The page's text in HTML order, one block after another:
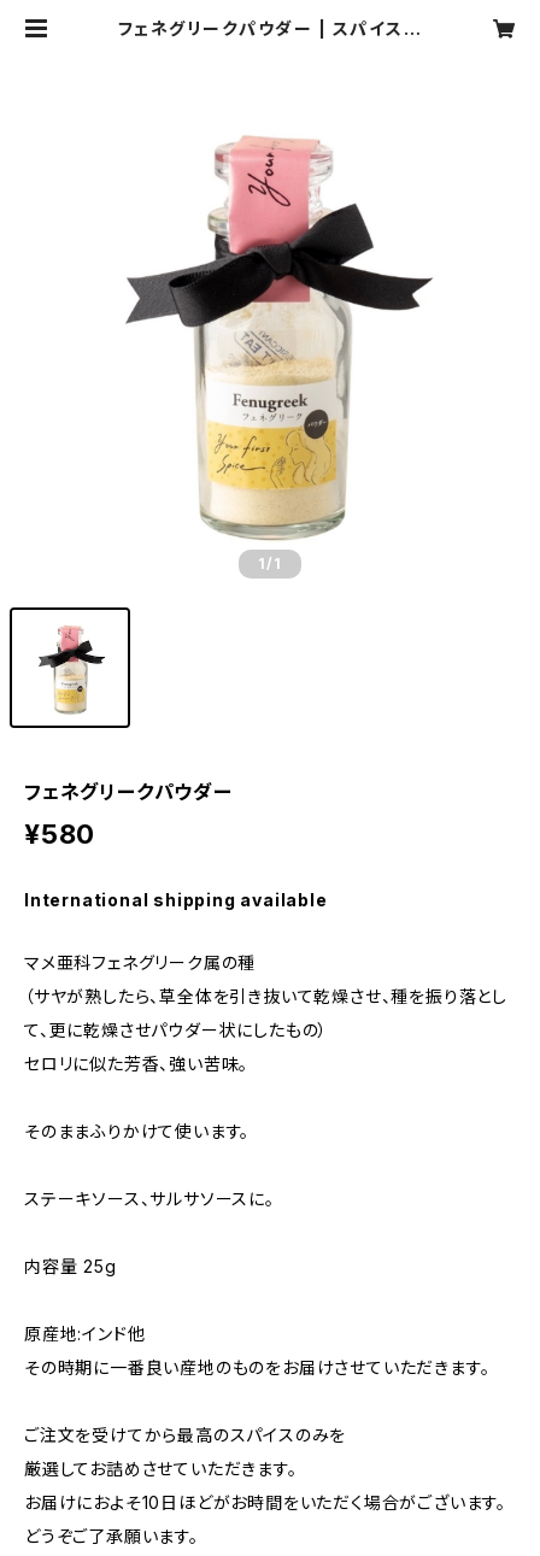
フェネグリークパウダー | スパイス専
1 /1
フェネグリークパウダー
¥580
International shipping available
マメ亜科フェネグリーク属の種
（サヤが熟したら、草全体を引き抜いて乾燥させ、種を振り落とし
て、更に乾燥させパウダー状にしたもの）
セロリに似た芳香、強い苦味。
そのままふりかけて使います。
ステーキソース、サルサソースに。
内容量 25g
原産地:インド他
その時期に一番良い産地のものをお届けさせていただきます。
ご注文を受けてから最高のスパイスのみを
厳選してお詰めさせていただきます。
お届けにおよそ10日ほどがお時間をいただく場合がございます。
どうぞご了承願います。